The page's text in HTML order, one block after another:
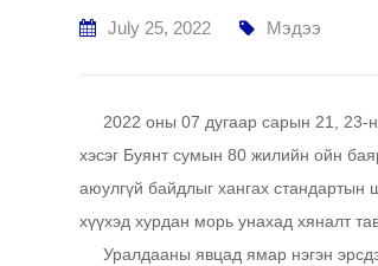
July 25, 2022 Мэдээ
2022 оны 07 дугаар сарын 21, 23-
хэсэг Буянт сумын 80 жилийн ойн
аюулгүй байдлыг хангах стандартын
хүүхэд хурдан морь унахад хяналт
Уралдааны явцад ямар нэгэн